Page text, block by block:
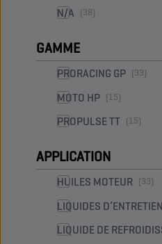
N/A (38)
GAMME
PRORACING GP (33)
MOTO HP (15)
PROPULSE TT (15)
APPLICATION
HUILES MOTEUR (33)
LIQUIDES D’ENTRETIEN
LIQUIDE DE